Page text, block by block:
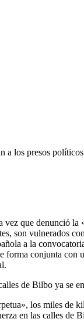
los presos
que denunció la
son vulnerados
a la
conjunta con
de Bilbo ya se
los miles de
en las calles de